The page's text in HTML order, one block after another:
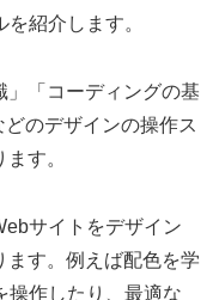
紹介します。
」「コーディングの基
のデザインの操作ス
す。
サイトをデザイン
す。例えば配色を学
操作したり、最適な